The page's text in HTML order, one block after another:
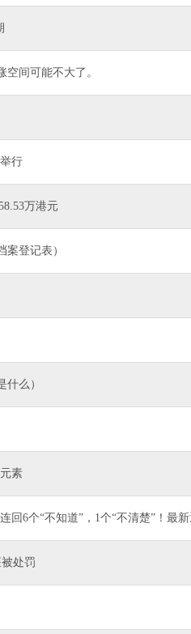
间可能不大了。
行
万港元
登记表）
么）
素
回6个“不知道”，1个“不清楚”！最
处罚